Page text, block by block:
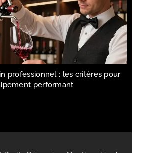
professionnel : les critères pour
performant